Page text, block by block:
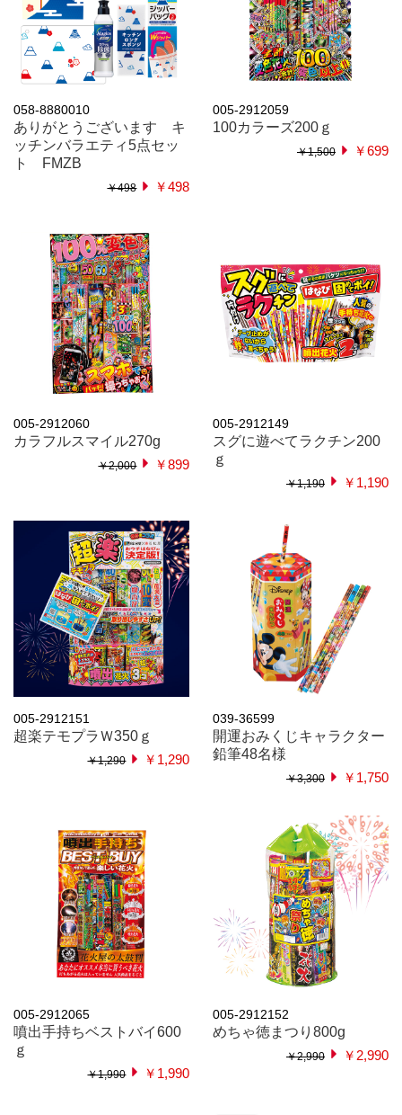
058-8880010
ありがとうございます キ
ッチンバラエティ5点セッ
ト FMZB
￥498 ￥498
005-2912059
100カラーズ200ｇ
￥1,500 ￥699
005-2912060
カラフルスマイル270g
￥2,000 ￥899
005-2912149
スグに遊べてラクチン200
ｇ
￥1,190 ￥1,190
005-2912151
超楽テモプラＷ350ｇ
￥1,290 ￥1,290
039-36599
開運おみくじキャラクター
鉛筆48名様
￥3,300 ￥1,750
005-2912065
噴出手持ちベストバイ600
ｇ
￥1,990 ￥1,990
005-2912152
めちゃ徳まつり800g
￥2,990 ￥2,990